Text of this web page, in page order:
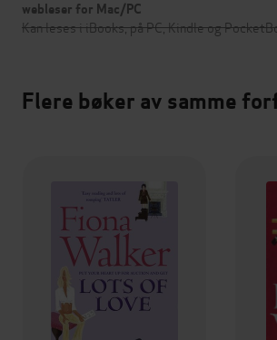
webleser for Mac/PC
Kan leses i iBooks, på PC, Kindle og
Flere bøker av samme